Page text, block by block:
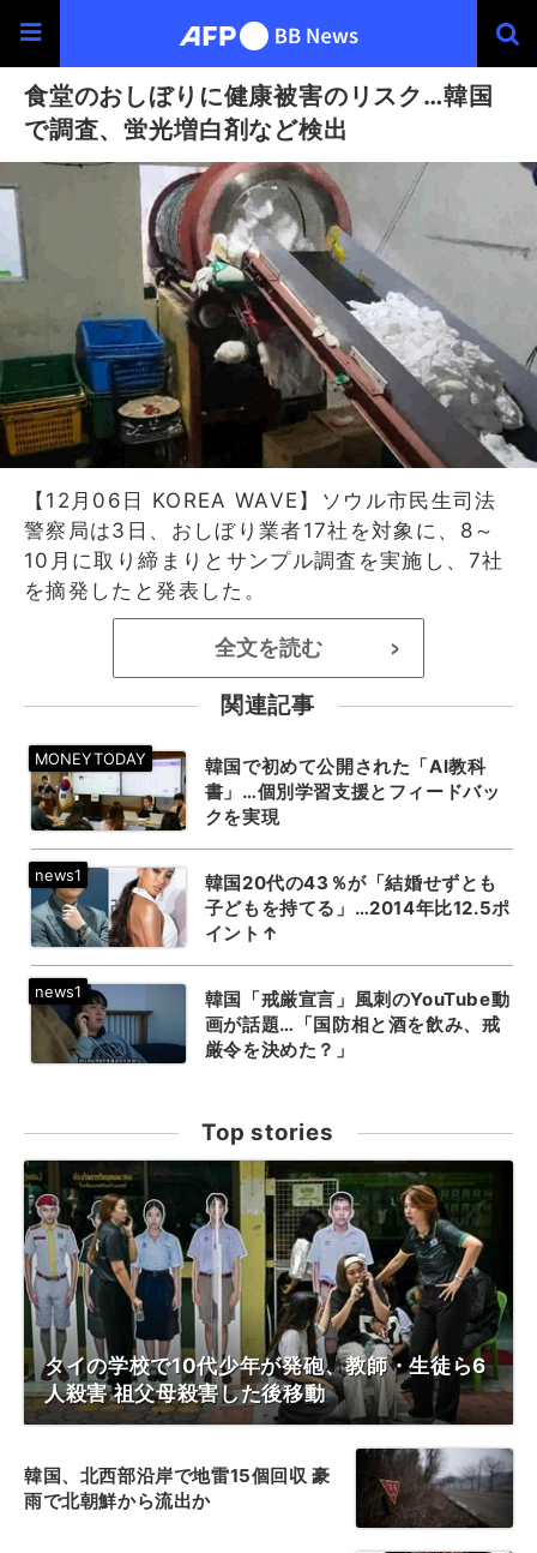
食堂のおしぼりに健康被害のリスク…韓国
で調査、蛍光増白剤など検出
【12月06日 KOREA WAVE】ソウル市民生司法
警察局は3日、おしぼり業者17社を対象に、8～
10月に取り締まりとサンプル調査を実施し、7社
を摘発したと発表した。
全文を読む >
関連記事
韓国で初めて公開された「AI教科
書」…個別学習支援とフィードバッ
クを実現
韓国20代の43％が「結婚せずとも
子どもを持てる」…2014年比12.5ポ
イント↑
韓国「戒厳宣言」風刺のYouTube動
画が話題…「国防相と酒を飲み、戒
厳令を決めた？」
Top stories
タイの学校で10代少年が発砲、教師・生徒ら6
人殺害 祖父母殺害した後移動
韓国、北西部沿岸で地雷15個回収 豪
雨で北朝鮮から流出か